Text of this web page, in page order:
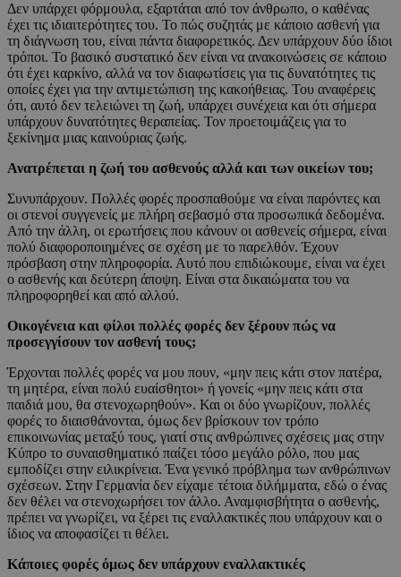
Δεν υπάρχει φόρμουλα, εξαρτάται από τον άνθρωπο, ο καθένας
έχει τις ιδιαιτερότητες του. Το πώς συζητάς με κάποιο ασθενή για
τη διάγνωση του, είναι πάντα διαφορετικός. Δεν υπάρχουν δύο ίδιοι
τρόποι. Το βασικό συστατικό δεν είναι να ανακοινώσεις σε κάποιο
ότι έχει καρκίνο, αλλά να τον διαφωτίσεις για τις δυνατότητες τις
οποίες έχει για την αντιμετώπιση της κακοήθειας. Του αναφέρεις
ότι, αυτό δεν τελειώνει τη ζωή, υπάρχει συνέχεια και ότι σήμερα
υπάρχουν δυνατότητες θεραπείας. Τον προετοιμάζεις για το
ξεκίνημα μιας καινούριας ζωής.
Ανατρέπεται η ζωή του ασθενούς αλλά και των οικείων του;
Συνυπάρχουν. Πολλές φορές προσπαθούμε να είναι παρόντες και
οι στενοί συγγενείς με πλήρη σεβασμό στα προσωπικά δεδομένα.
Από την άλλη, οι ερωτήσεις που κάνουν οι ασθενείς σήμερα, είναι
πολύ διαφοροποιημένες σε σχέση με το παρελθόν. Έχουν
πρόσβαση στην πληροφορία. Αυτό που επιδιώκουμε, είναι να έχει
ο ασθενής και δεύτερη άποψη. Είναι στα δικαιώματα του να
πληροφορηθεί και από αλλού.
Οικογένεια και φίλοι πολλές φορές δεν ξέρουν πώς να
προσεγγίσουν τον ασθενή τους;
Έρχονται πολλές φορές να μου πουν, «μην πεις κάτι στον πατέρα,
τη μητέρα, είναι πολύ ευαίσθητοι» ή γονείς «μην πεις κάτι στα
παιδιά μου, θα στενοχωρηθούν». Και οι δύο γνωρίζουν, πολλές
φορές το διαισθάνονται, όμως δεν βρίσκουν τον τρόπο
επικοινωνίας μεταξύ τους, γιατί στις ανθρώπινες σχέσεις μας στην
Κύπρο το συναισθηματικό παίζει τόσο μεγάλο ρόλο, που μας
εμποδίζει στην ειλικρίνεια. Ένα γενικό πρόβλημα των ανθρώπινων
σχέσεων. Στην Γερμανία δεν είχαμε τέτοια διλήμματα, εδώ ο ένας
δεν θέλει να στενοχωρήσει τον άλλο. Αναμφισβήτητα ο ασθενής,
πρέπει να γνωρίζει, να ξέρει τις εναλλακτικές που υπάρχουν και ο
ίδιος να αποφασίζει τι θέλει.
Κάποιες φορές όμως δεν υπάρχουν εναλλακτικές